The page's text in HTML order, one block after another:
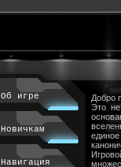
Об игре
Новичкам
Навигация
Добро
Это не